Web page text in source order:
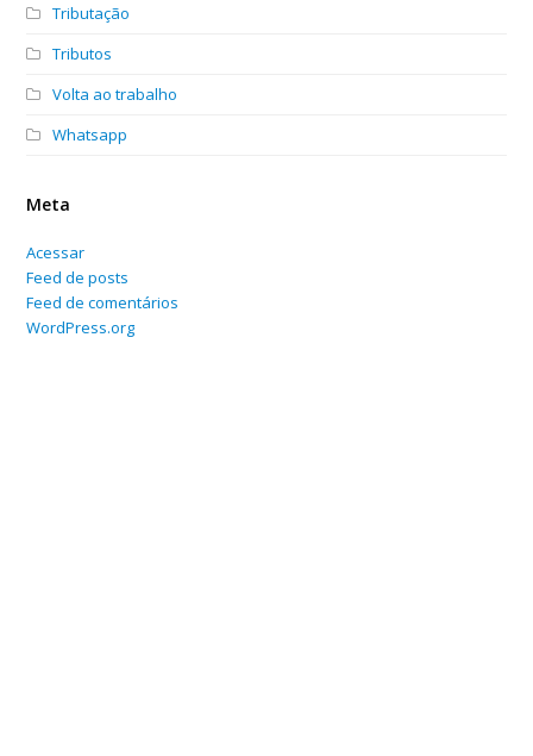
Tributação
Tributos
Volta ao trabalho
Whatsapp
Meta
Acessar
Feed de posts
Feed de comentários
WordPress.org